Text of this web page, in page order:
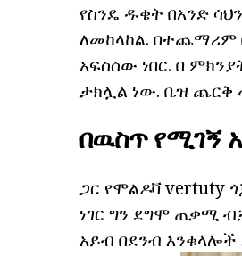
የስንዴ ዱቄት በአንድ
ለመከላከል. በተጨማሪም
አፍስሰው ነበር. በ
ታክሏል ነው. ቤዝ ጨርቅ
በዉስጥ የሚገኝ
ጋር የሞልዶቫ vertuty
ነገር ግን ደግሞ ጠቃሚ
አይብ በደንብ